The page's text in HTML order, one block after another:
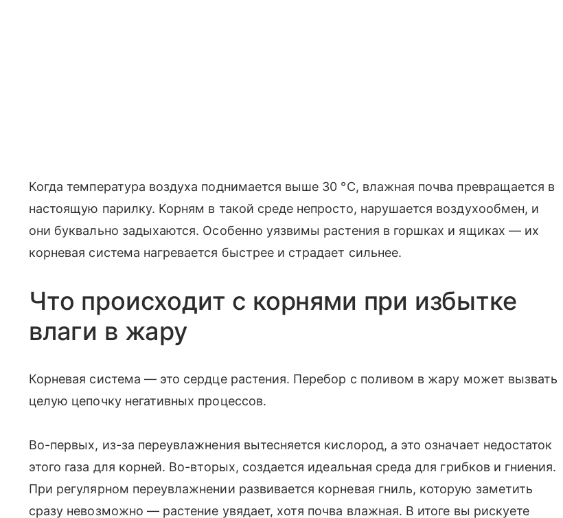
Когда температура воздуха поднимается выше 30 °С, влажная почва превращается в
настоящую парилку. Корням в такой среде непросто, нарушается воздухообмен, и
они буквально задыхаются. Особенно уязвимы растения в горшках и ящиках — их
корневая система нагревается быстрее и страдает сильнее.
Что происходит с корнями при избытке
влаги в жару
Корневая система — это сердце растения. Перебор с поливом в жару может вызвать
целую цепочку негативных процессов.
Во-первых, из-за переувлажнения вытесняется кислород, а это означает недостаток
этого газа для корней. Во-вторых, создается идеальная среда для грибков и гниения.
При регулярном переувлажнении развивается корневая гниль, которую заметить
сразу невозможно — растение увядает, хотя почва влажная. В итоге вы рискуете